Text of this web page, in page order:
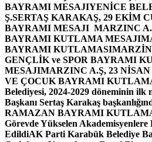
BAYRAMI MESAJIYENİCE
Ş.SERTAŞ KARAKAŞ, 29 EKİM
BAYRAMI MESAJI MARZINC
BAYRAMI KUTLAMA MESAJI
BAYRAMI KUTLAMASI
GENÇLİK ve SPOR BAYRAMI
MESAJIMARZINC A.Ş, 23
VE ÇOCUK BAYRAMI
Belediyesi, 2024-2029 döneminin ilk
Başkanı Sertaş Karakaş
RAMAZAN BAYRAMI
Görevde Yükselen
EdildiAK Parti Karabük Belediye